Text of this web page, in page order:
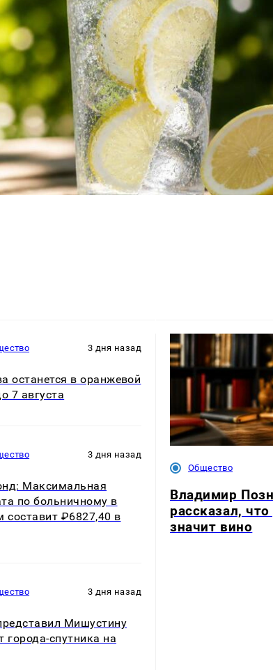
3 дня назад
останется в оранжевой
7 августа
3 дня назад
Максимальная
по больничному в
составит ₽6827,40 в
3 дня назад
Мишустину
города-спутника на
Общество
Владимир
рассказал,
значит вино